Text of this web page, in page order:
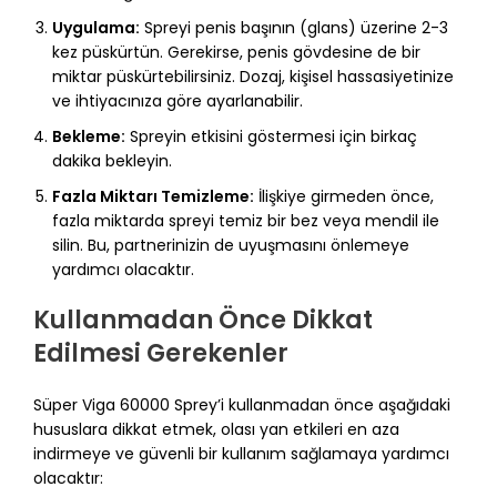
Uygulama: Spreyi penis başının (glans) üzerine 2-3
kez püskürtün. Gerekirse, penis gövdesine de bir
miktar püskürtebilirsiniz. Dozaj, kişisel hassasiyetinize
ve ihtiyacınıza göre ayarlanabilir.
Bekleme: Spreyin etkisini göstermesi için birkaç
dakika bekleyin.
Fazla Miktarı Temizleme: İlişkiye girmeden önce,
fazla miktarda spreyi temiz bir bez veya mendil ile
silin. Bu, partnerinizin de uyuşmasını önlemeye
yardımcı olacaktır.
Kullanmadan Önce Dikkat
Edilmesi Gerekenler
Süper Viga 60000 Sprey’i kullanmadan önce aşağıdaki
hususlara dikkat etmek, olası yan etkileri en aza
indirmeye ve güvenli bir kullanım sağlamaya yardımcı
olacaktır: